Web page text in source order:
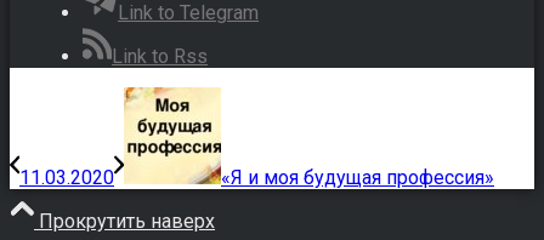
Link to Telegram
Link to Rss
11.03.2020
«Я и моя будущая профессия»
Прокрутить наверх